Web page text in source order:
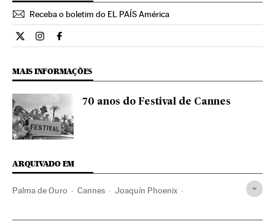
Receba o boletim do EL PAÍS América
Cultura El País Brasil en Twitter
Cultura El País Brasil en Instagram
Cultura El País Brasil en Facebook
MAIS INFORMAÇÕES
70 anos do Festival de Cannes
ARQUIVADO EM
Palma de Ouro Cannes Joaquín Phoenix